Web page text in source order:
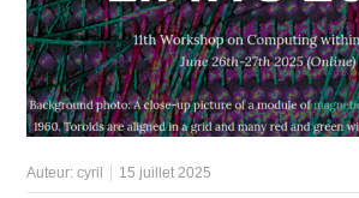
Auteur:cyril 15 juillet 2025